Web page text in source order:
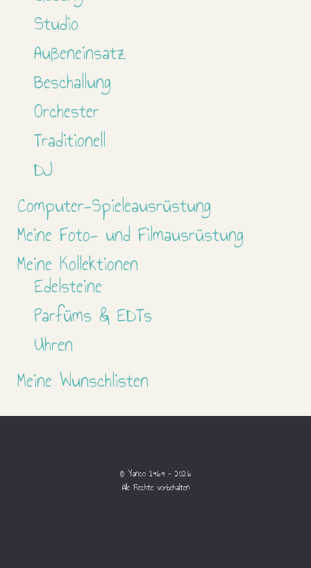
Studio
Außeneinsatz
Beschallung
Orchester
Traditionell
DJ
Computer-Spieleausrüstung
Meine Foto- und Filmausrüstung
Meine Kollektionen
Edelsteine
Parfüms & EDTs
Uhren
Meine Wunschlisten
© Yanco 1969 - 2026
Alle Rechte vorbehalten